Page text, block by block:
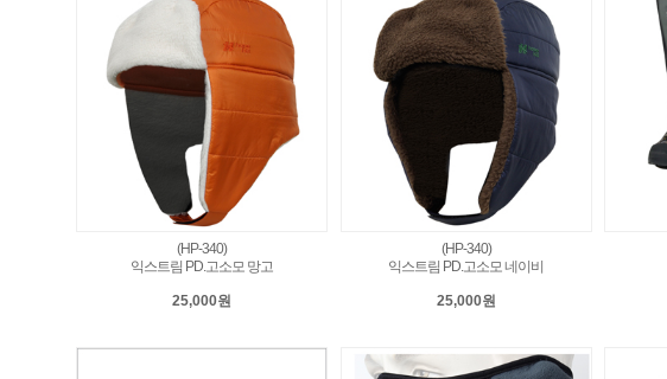
(HP-340)
익스트림 PD.고소모 망고
25,000원
(HP-340)
익스트림 PD.고소모 네이비
25,000원